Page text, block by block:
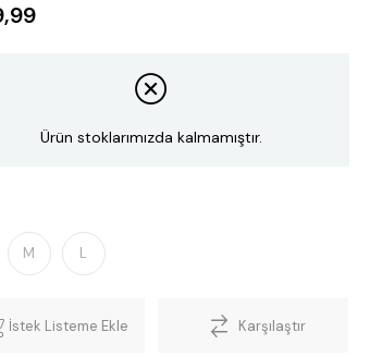
Ürün stoklarımızda kalmamıştır.
M L
İstek Listeme Ekle Karşılaştır